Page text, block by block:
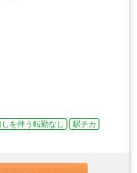
を伴う転勤なし
駅チカ